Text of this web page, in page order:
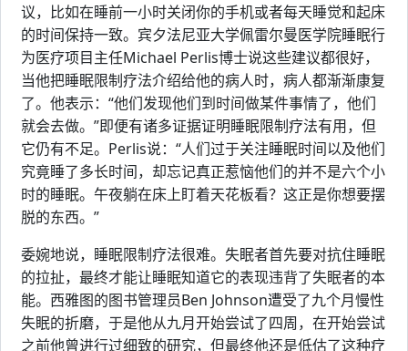
议，比如在睡前一小时关闭你的手机或者每天睡觉和起床
的时间保持一致。宾夕法尼亚大学佩雷尔曼医学院睡眠行
为医疗项目主任Michael Perlis博士说这些建议都很好，
当他把睡眠限制疗法介绍给他的病人时，病人都渐渐康复
了。他表示：“他们发现他们到时间做某件事情了，他们
就会去做。”即便有诸多证据证明睡眠限制疗法有用，但
它仍有不足。Perlis说：“人们过于关注睡眠时间以及他们
究竟睡了多长时间，却忘记真正惹恼他们的并不是六个小
时的睡眠。午夜躺在床上盯着天花板看？这正是你想要摆
脱的东西。”
委婉地说，睡眠限制疗法很难。失眠者首先要对抗住睡眠
的拉扯，最终才能让睡眠知道它的表现违背了失眠者的本
能。西雅图的图书管理员Ben Johnson遭受了九个月慢性
失眠的折磨，于是他从九月开始尝试了四周，在开始尝试
之前他曾进行过细致的研究，但最终他还是低估了这种疗